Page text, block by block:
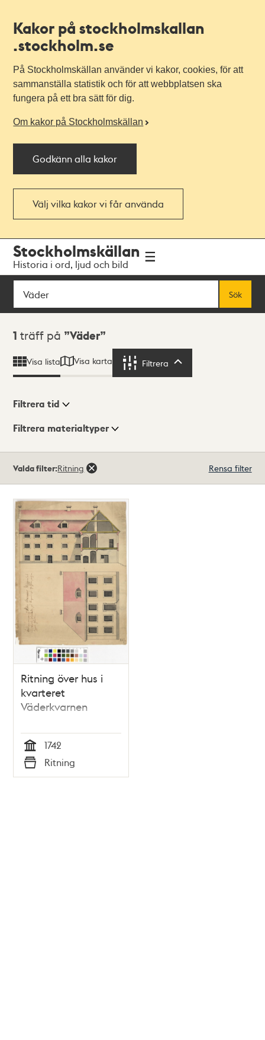
Kakor på stockholmskallan
.stockholm.se
På Stockholmskällan använder vi kakor, cookies, för att
sammanställa statistik och för att webbplatsen ska
fungera på ett bra sätt för dig.
Om kakor på Stockholmskällan
Godkänn alla kakor
Välj vilka kakor vi får använda
navigationen
huvudinnehållet
Stockholmskällan
Historia i ord, ljud och bild
Sök
Sök
Sökresultat
1 träff på Väder
Visa lista Visa karta Filtrera
Visningsläge
Filtrera tid
Filtrera materialtyper
träffar
Valda filter:Ritning Rensa filter
Ritning över hus i
kvarteret
Väderkvarnen
Tid
1742
Typ
Ritning